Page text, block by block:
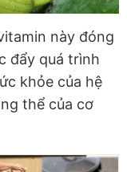
này đóng
đẩy quá trình
khỏe của hệ
thể của cơ